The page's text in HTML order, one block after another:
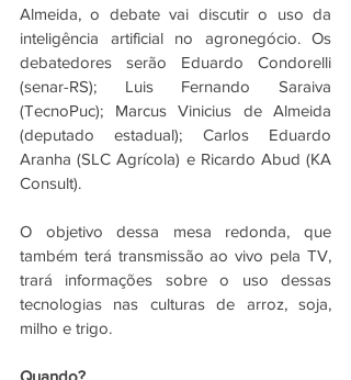
Almeida, o debate vai discutir o uso da
inteligência artificial no agronegócio. Os
debatedores serão Eduardo Condorelli
(senar-RS); Luis Fernando Saraiva
(TecnoPuc); Marcus Vinicius de Almeida
(deputado estadual); Carlos Eduardo
Aranha (SLC Agrícola) e Ricardo Abud (KA
Consult).
O objetivo dessa mesa redonda, que
também terá transmissão ao vivo pela TV,
trará informações sobre o uso dessas
tecnologias nas culturas de arroz, soja,
milho e trigo.
Quando?